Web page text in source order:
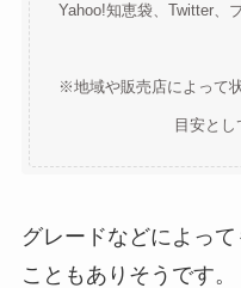
Yahoo!知恵袋、Twitter、
※地域や販売店によって
目安とし
グレードなどによっ
こともありそうです。